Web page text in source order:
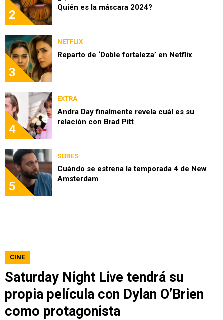
2
Quién es la máscara 2024?
3
NETFLIX
Reparto de ‘Doble fortaleza’ en Netflix
4
EXTRA
Andra Day finalmente revela cuál es su
relación con Brad Pitt
5
SERIES
Cuándo se estrena la temporada 4 de New
Amsterdam
CINE
Saturday Night Live tendrá su
propia película con Dylan O’Brien
como protagonista